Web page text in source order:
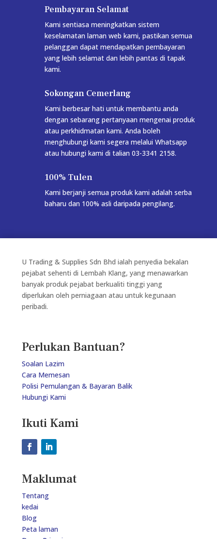
Pembayaran Selamat
Kami sentiasa meningkatkan sistem
keselamatan laman web kami, pastikan semua
pelanggan dapat mendapatkan pembayaran
yang lebih selamat dan lebih pantas di tapak
kami.
Sokongan Cemerlang
Kami berbesar hati untuk membantu anda
dengan sebarang pertanyaan mengenai produk
atau perkhidmatan kami. Anda boleh
menghubungi kami segera melalui Whatsapp
atau hubungi kami di talian 03-3341 2158.
100% Tulen
Kami berjanji semua produk kami adalah serba
baharu dan 100% asli daripada pengilang.
U Trading & Supplies Sdn Bhd ialah penyedia bekalan
pejabat sehenti di Lembah Klang, yang menawarkan
banyak produk pejabat berkualiti tinggi yang
diperlukan oleh perniagaan atau untuk kegunaan
peribadi.
Perlukan Bantuan?
Soalan Lazim
Cara Memesan
Polisi Pemulangan & Bayaran Balik
Hubungi Kami
Ikuti Kami
Maklumat
Tentang
kedai
Blog
Peta laman